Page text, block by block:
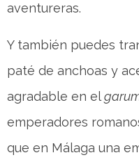
aventureras.
Y también puedes
paté de anchoas y
agradable en el
emperadores
que en Málaga una